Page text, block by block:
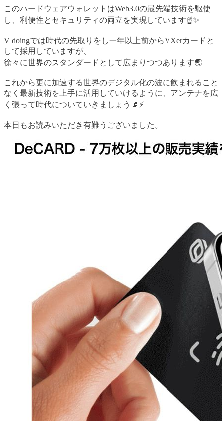
このハードウェアウォレットはWeb3.0の最先端技術を駆使
し、利便性とセキュリティの両立を実現しています☝️✨
V doingでは時代の先取りをし一年以上前からVXerカードと
して採用していますが、
徐々に世界のスタンダードとして広まりつつあります🌏
これから更に加速する世界のデジタル化の波に飲まれること
なく最新技術を上手に活用していけるように、アンテナを広
く張って時代についていきましょう📡⚡️
本日もお読みいただき有難うございました。